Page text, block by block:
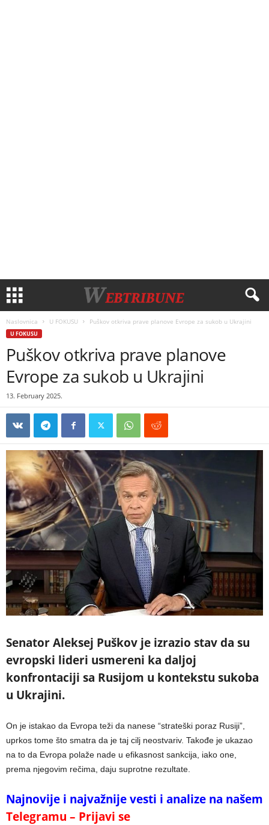
Naslovnica U FOKUSU Puškov otkriva prave planove Evrope za sukob u Ukrajini
U FOKUSU
Puškov otkriva prave planove
Evrope za sukob u Ukrajini
13. February 2025.
Senator Aleksej Puškov je izrazio stav da su
evropski lideri usmereni ka daljoj
konfrontaciji sa Rusijom u kontekstu sukoba
u Ukrajini.
On je istakao da Evropa teži da nanese “strateški poraz Rusiji”,
uprkos tome što smatra da je taj cilj neostvariv. Takođe je ukazao
na to da Evropa polaže nade u efikasnost sankcija, iako one,
prema njegovim rečima, daju suprotne rezultate.
Najnovije i najvažnije vesti i analize na našem
Telegramu – Prijavi se